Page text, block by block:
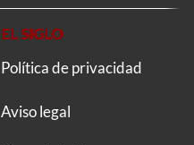
EL SIGLO
Política de privacidad
Aviso legal